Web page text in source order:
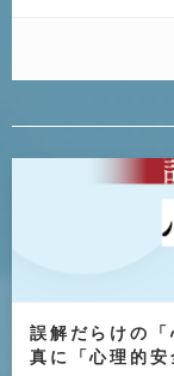
誤解だらけの「
真に「心理的安